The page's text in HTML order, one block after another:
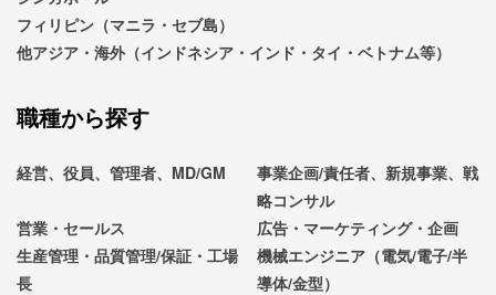
フィリピン（マニラ・セブ島）
他アジア・海外（インドネシア・インド・タイ・ベトナム等）
職種から探す
経営、役員、管理者、MD/GM
事業企画/責任者、新規事業、戦
略コンサル
営業・セールス
広告・マーケティング・企画
生産管理・品質管理/保証・工場
長
機械エンジニア（電気/電子/半
導体/金型）